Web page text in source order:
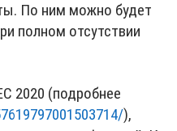
По ним можно будет
полном отсутствии
2020 (подробнее
),